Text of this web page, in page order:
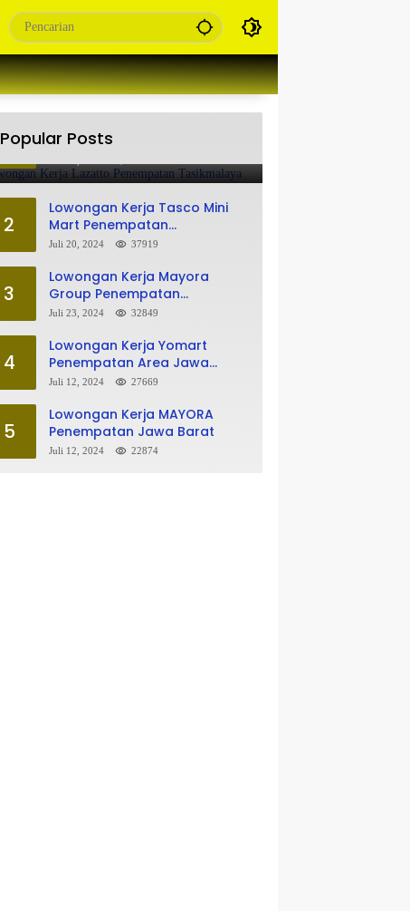
Popular Posts
1
Penempatan Tasikmalaya
2
Lowongan Kerja Tasco Mini
Mart Penempatan
Tasikmalaya
Juli 20, 2024 37919
3
Lowongan Kerja Mayora
Group Penempatan
Tasikmalaya
Juli 23, 2024 32849
4
Lowongan Kerja Yomart
Penempatan Area Jawa
Barat
Juli 12, 2024 27669
5
Lowongan Kerja MAYORA
Penempatan Jawa Barat
Juli 12, 2024 22874